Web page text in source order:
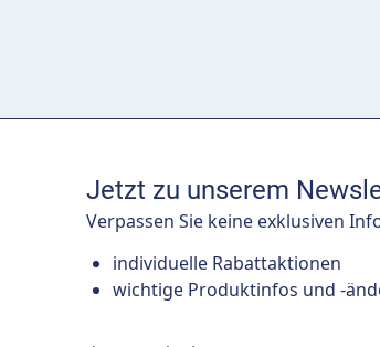
Jetzt zu unserem
Verpassen Sie keine exklusiven
individuelle Rabattaktionen
wichtige Produktinfos und -